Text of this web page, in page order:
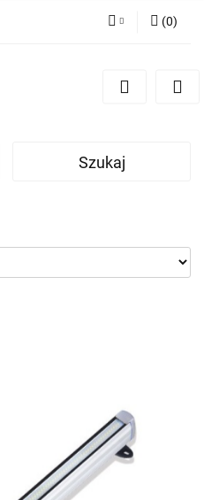
Zarejestruj się
(0)
Szukaj